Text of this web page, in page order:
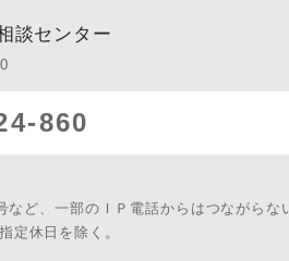
談センター
860
など、一部のＩＰ電話からはつながらな
定休日を除く。